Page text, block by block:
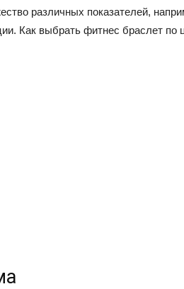
различных показателей,
Как выбрать фитнес браслет по